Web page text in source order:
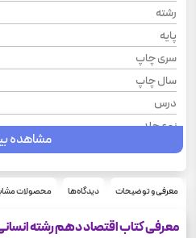
رشته
پایه
سری چاپ
سال چاپ
درس
نوع جلد
تعداد صفحه
وزن
مشاهده
معرفی و توضیحات دیدگاه‌ها محصولات
معرفی کتاب اقتصاد دهم رشته